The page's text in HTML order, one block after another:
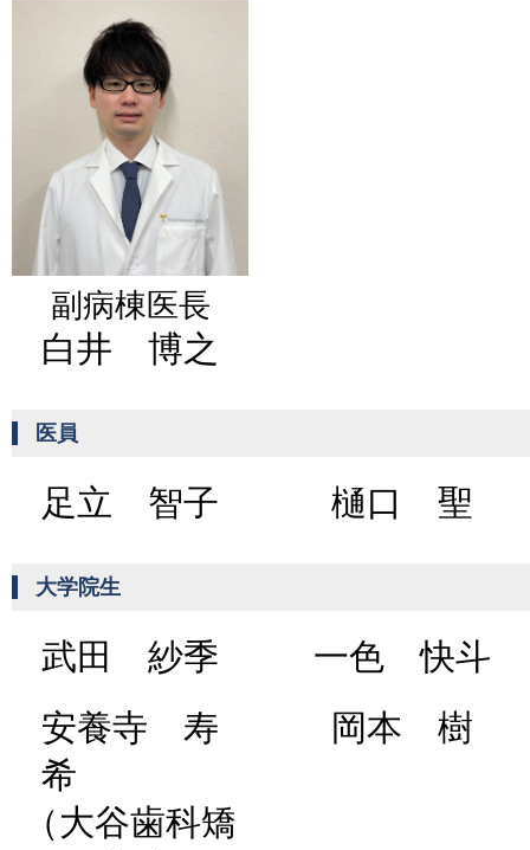
副病棟医長
白井 博之
医員
足立 智子 樋口 聖
大学院生
武田 紗季
一色 快斗
安養寺 寿
希
（大谷歯科矯
岡本 樹